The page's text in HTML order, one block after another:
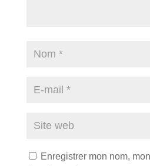
Enregistrer mon nom,